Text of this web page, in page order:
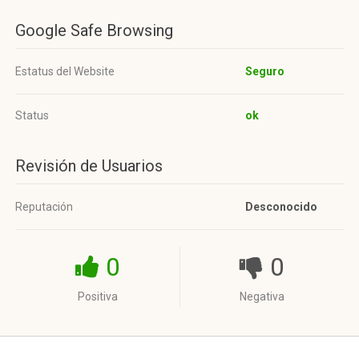
Google Safe Browsing
Estatus del Website Seguro
Status ok
Revisión de Usuarios
Reputación Desconocido
0
Positiva
0
Negativa